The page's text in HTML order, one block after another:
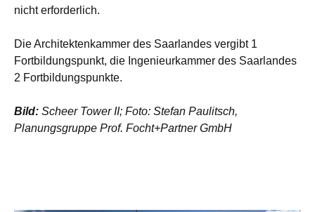
nicht erforderlich.
Die Architektenkammer des Saarlandes vergibt 1
Fortbildungspunkt, die Ingenieurkammer des Saarlandes
2 Fortbildungspunkte.
Bild: Scheer Tower II; Foto: Stefan Paulitsch,
Planungsgruppe Prof. Focht+Partner GmbH